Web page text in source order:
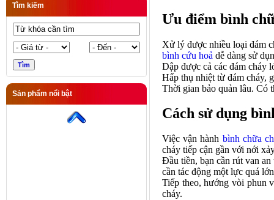
Tìm kiếm
Sản phẩm nổi bật
Trung tâm báo cháy 10 kênh
Yunyang (mã hàng YF-1G-
10L) ABS
Ưu điểm bình
Xử lý được nhiều loại đám
bình cứu hoả dễ dàng sử
Dập được cả các đám cháy
Hấp thụ nhiệt từ đám cháy,
Thời gian bảo quản lâu. Có
Cách sử dụng
Việc vận hành bình chữa
cháy tiếp cận gần với nới
Đầu tiền, bạn cần rút van
cần tác động một lực quá
Tiếp theo, hướng vòi phun
cháy.